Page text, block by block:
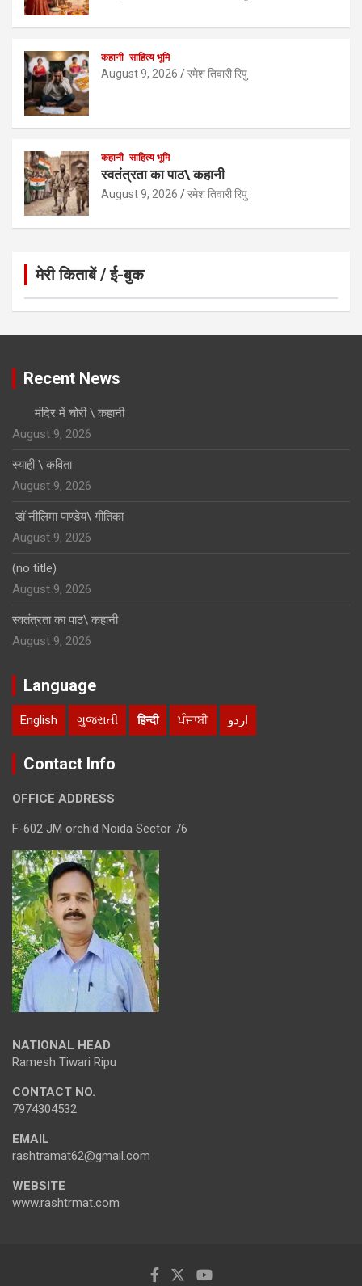
कहानी साहित्य भूमि
August 9, 2026 रमेश तिवारी रिपु
कहानी साहित्य भूमि
स्वतंत्रता का पाठ\ कहानी
August 9, 2026 रमेश तिवारी रिपु
मेरी किताबें / ई-बुक
Click to Open Page
Recent News
मंदिर में चोरी \ कहानी
August 9, 2026
स्याही \ कविता
August 9, 2026
डॉ नीलिमा पाण्डेय\ गीतिका
August 9, 2026
(no title)
August 9, 2026
स्वतंत्रता का पाठ\ कहानी
August 9, 2026
Language
English ગુજરાતી हिन्दी ਪੰਜਾਬੀ اردو
Contact Info
OFFICE ADDRESS
F-602 JM orchid Noida Sector 76
NATIONAL HEAD
Ramesh Tiwari Ripu
CONTACT NO.
7974304532
EMAIL
rashtramat62@gmail.com
WEBSITE
www.rashtrmat.com